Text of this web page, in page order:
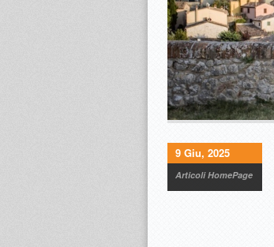
9 Giu, 2025
Articoli HomePage